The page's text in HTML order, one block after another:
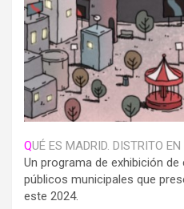
QUÉ ES MADRID. DISTRITO EN
Un programa de exhibición
públicos municipales que
este 2024.